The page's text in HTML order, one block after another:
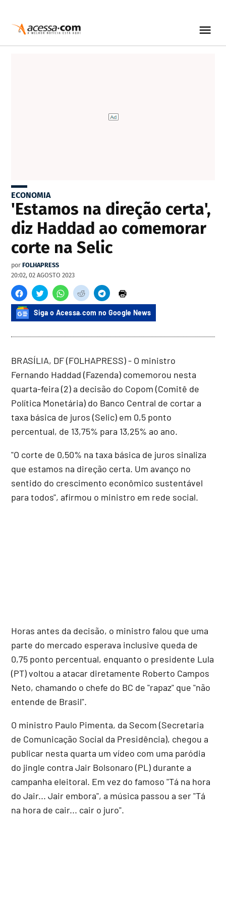
ECONOMIA
'Estamos na direção certa',
diz Haddad ao comemorar
corte na Selic
por FOLHAPRESS
20:02, 02 AGOSTO 2023
Siga o Acessa.com no Google News
BRASÍLIA, DF (FOLHAPRESS) - O ministro
Fernando Haddad (Fazenda) comemorou nesta
quarta-feira (2) a decisão do Copom (Comitê de
Política Monetária) do Banco Central de cortar a
taxa básica de juros (Selic) em 0,5 ponto
percentual, de 13,75% para 13,25% ao ano.
"O corte de 0,50% na taxa básica de juros sinaliza
que estamos na direção certa. Um avanço no
sentido do crescimento econômico sustentável
para todos", afirmou o ministro em rede social.
Horas antes da decisão, o ministro falou que uma
parte do mercado esperava inclusive queda de
0,75 ponto percentual, enquanto o presidente Lula
(PT) voltou a atacar diretamente Roberto Campos
Neto, chamando o chefe do BC de "rapaz" que "não
entende de Brasil".
O ministro Paulo Pimenta, da Secom (Secretaria
de Comunicação Social da Presidência), chegou a
publicar nesta quarta um vídeo com uma paródia
do jingle contra Jair Bolsonaro (PL) durante a
campanha eleitoral. Em vez do famoso "Tá na hora
do Jair... Jair embora", a música passou a ser "Tá
na hora de cair... cair o juro".